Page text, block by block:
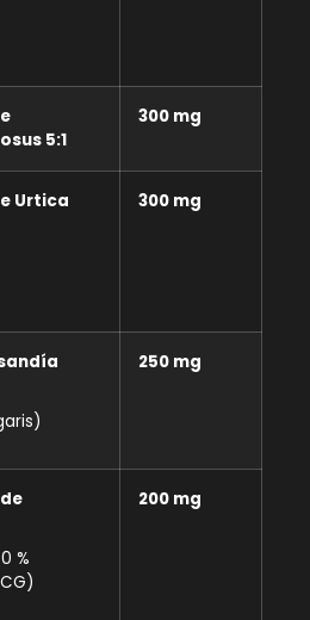
5:1
300 mg
Urtica
300 mg
250 mg
%
200 mg